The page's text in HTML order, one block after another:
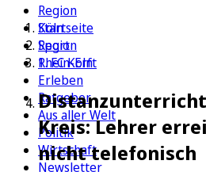
Region
Köln
Sport
1. FC Köln
Erleben
Ratgeber
Aus aller Welt
Politik
Wirtschaft
Newsletter
Startseite
Region
Rhein-Erft
Kreis: Lehrer
nicht telefonisch